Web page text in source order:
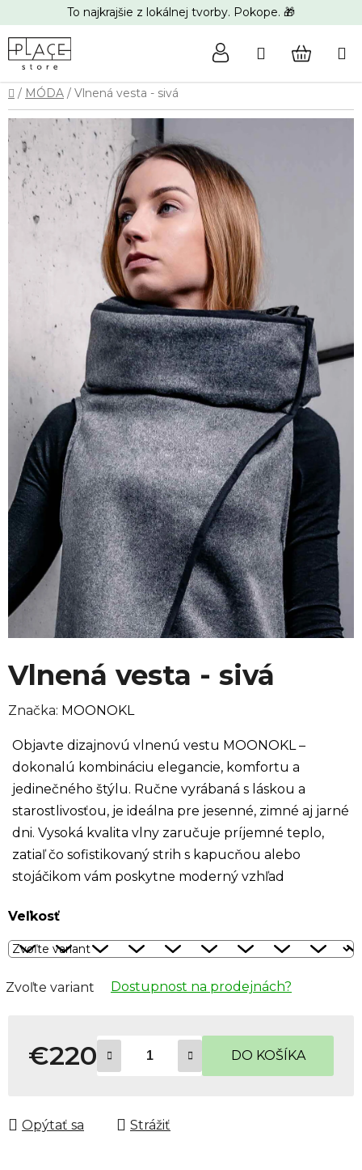
na
obsah
To najkrajšie z lokálnej tvorby. Pokope. 🎁
Hľadať
Domov
/ MÓDA / Vlnená vesta - sivá
Vlnená vesta - sivá
Značka: MOONOKL
Objavte dizajnovú vlnenú vestu MOONOKL –
dokonalú kombináciu elegancie, komfortu a
jedinečného štýlu. Ručne vyrábaná s láskou a
starostlivosťou, je ideálna pre jesenné, zimné aj jarné
dni. Vysoká kvalita vlny zaručuje príjemné teplo,
zatiaľ čo sofistikovaný strih s kapucňou alebo
stojáčikom vám poskytne moderný vzhľad
Veľkosť
Zvoľte variant Dostupnost na prodejnách?
€220 DO KOŠÍKA
Opýtať sa Strážiť